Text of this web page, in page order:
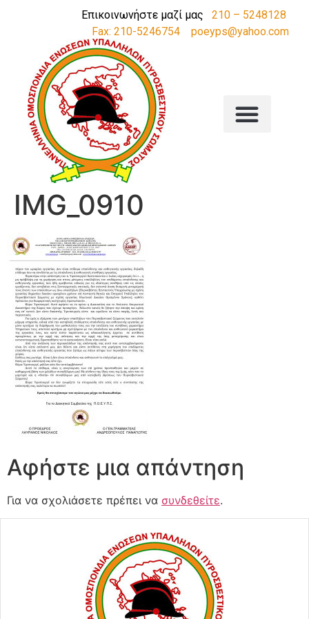
Επικοινωνήστε μαζί μας 210 – 5248128
Fax: 210-5246754
poeyps@yahoo.com
IMG_0910
Αφήστε μια απάντηση
Για να σχολιάσετε πρέπει να συνδεθείτε.